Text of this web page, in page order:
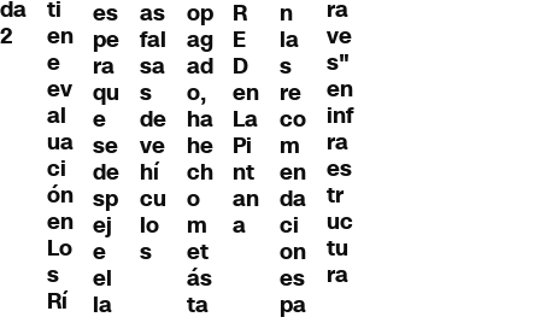
da
2
ti
en
e
ev
al
ua
ci
ón
en
Lo
s
Rí
es
pe
ra
qu
e
se
de
sp
ej
e
el
la
as
fal
sa
s
de
ve
hí
cu
lo
s
op
ag
ad
o,
ha
he
ch
o
m
et
ás
ta
R
E
D
en
La
Pi
nt
an
a
n
la
s
re
co
m
en
da
ci
on
es
pa
ra
ve
s"
en
inf
ra
es
tr
uc
tu
ra